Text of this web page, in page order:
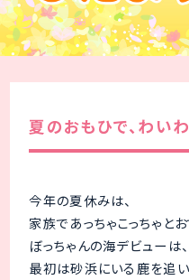
夏のおもひで、わい
今年の夏休みは、
家族であっちゃこっちゃと
ぼっちゃんの海デビューは
最初は砂浜にいる鹿を追い